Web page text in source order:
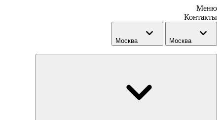
Меню
Контакты
Москва Москва